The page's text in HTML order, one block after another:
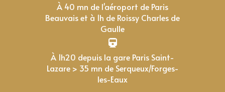
À 40 mn de l'aéroport de Paris
Beauvais et à 1h de Roissy Charles de
Gaulle
À 1h20 depuis la gare Paris Saint-
Lazare > 35 mn de Serqueux/Forges-
les-Eaux